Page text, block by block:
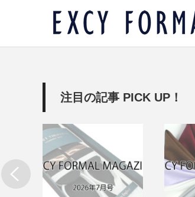
注目の記事 PICK UP！